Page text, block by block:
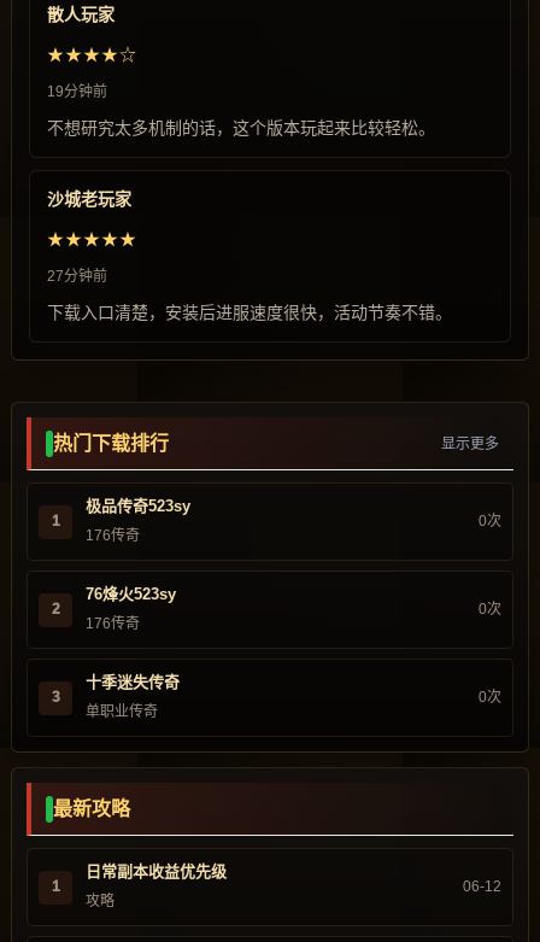
散人玩家
★★★★☆
19分钟前
不想研究太多机制的话，这个版本玩起来比较轻松。
沙城老玩家
★★★★★
27分钟前
下载入口清楚，安装后进服速度很快，活动节奏不错。
热门下载排行 显示更多
1
极品传奇523sy
176传奇
0次
2
76烽火523sy
176传奇
0次
3
十季迷失传奇
单职业传奇
0次
最新攻略
1
日常副本收益优先级
攻略
06-12